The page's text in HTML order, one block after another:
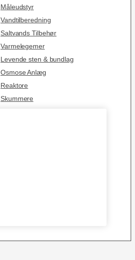
Måleudstyr
Vandtilberedning
Saltvands Tilbehør
Varmelegemer
Levende sten & bundlag
Osmose Anlæg
Reaktore
Skummere